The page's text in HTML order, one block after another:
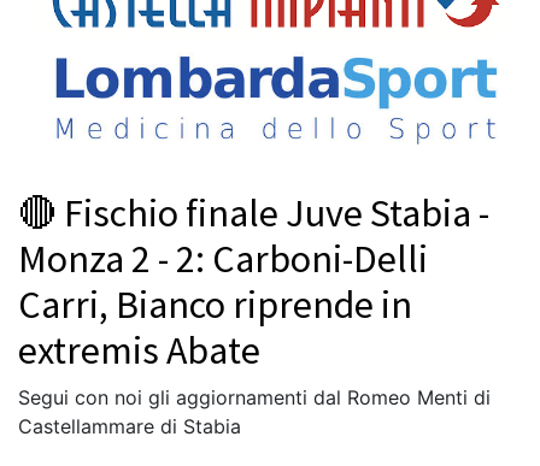
🔴 Fischio finale Juve Stabia -
Monza 2 - 2: Carboni-Delli
Carri, Bianco riprende in
extremis Abate
Segui con noi gli aggiornamenti dal Romeo Menti di
Castellammare di Stabia